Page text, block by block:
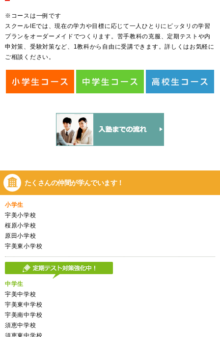
※コースは一例です
スクールIEでは、現在の学力や目標に応じて一人ひとりにピッタリの学習
プランをオーダーメイドでつくります。苦手教科の克服、定期テストや内
申対策、受験対策など、1教科から自由に受講できます。詳しくはお気軽に
ご相談ください。
たくさんの仲間が学んでいます！
小学生
宇美小学校
桜原小学校
原田小学校
宇美東小学校
中学生
宇美中学校
宇美東中学校
宇美南中学校
須恵中学校
須恵東中学校